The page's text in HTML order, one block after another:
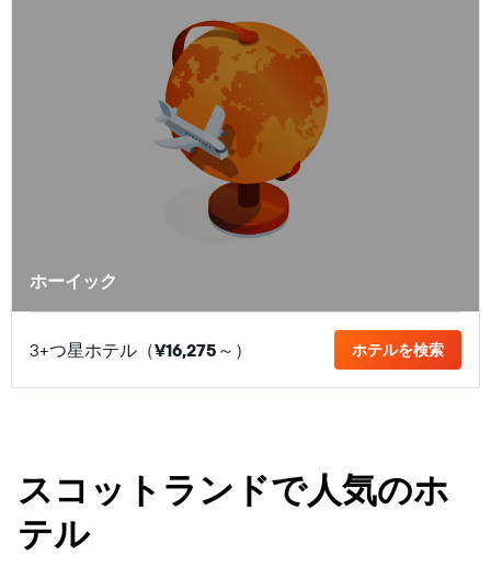
ホーイック
3+つ星ホテル（¥16,275 ​～） ホテルを検索
スコットランドで人気のホ
テル